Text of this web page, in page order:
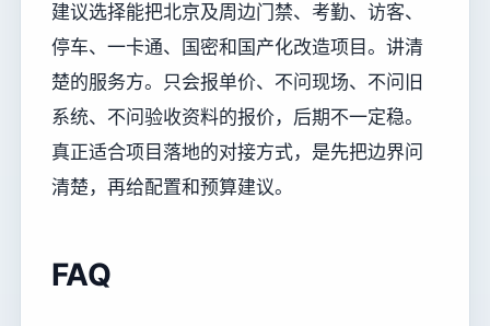
建议选择能把北京及周边门禁、考勤、访客、
停车、一卡通、国密和国产化改造项目。讲清
楚的服务方。只会报单价、不问现场、不问旧
系统、不问验收资料的报价，后期不一定稳。
真正适合项目落地的对接方式，是先把边界问
清楚，再给配置和预算建议。
FAQ